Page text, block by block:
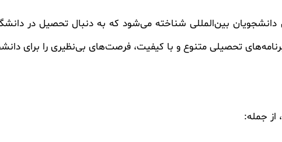
دانشجویان بین‌المللی شناخته می‌شود که به دنبال تحصیل در
تحصیلی متنوع و با کیفیت، فرصت‌های بی‌نظیری را برای
از جمله: